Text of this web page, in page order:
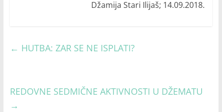
Džamija Stari Ilijaš; 14.09.2018.
← HUTBA: ZAR SE NE ISPLATI?
REDOVNE SEDMIČNE AKTIVNOSTI U DŽEMATU
→